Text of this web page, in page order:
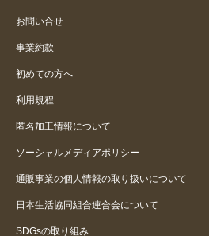
お問い合せ
事業約款
初めての方へ
利用規程
匿名加工情報について
ソーシャルメディアポリシー
通販事業の個人情報の取り扱いについて
日本生活協同組合連合会について
SDGsの取り組み